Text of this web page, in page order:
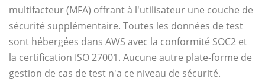
multifacteur (MFA) offrant à l'utilisateur une couche de
sécurité supplémentaire. Toutes les données de test
sont hébergées dans AWS avec la conformité SOC2 et
la certification ISO 27001. Aucune autre plate-forme de
gestion de cas de test n'a ce niveau de sécurité.